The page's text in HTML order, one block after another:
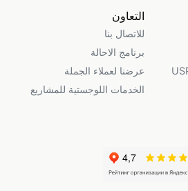
التعاون
للاتصال بنا
برنامج الاحالة
عرضنا لعملاء الجملة
الخدمات اللوجستية للمشاريع